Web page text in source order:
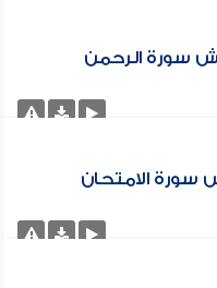
سورة الرحمن
الامتحان